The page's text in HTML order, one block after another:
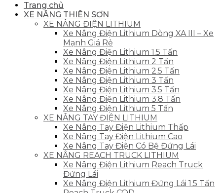
Trang chủ
XE NÂNG THIÊN SƠN
XE NÂNG ĐIỆN LITHIUM
Xe Nâng Điện Lithium Dòng XA III – Xe
Mạnh Giá Rẻ
Xe Nâng Điện Lithium 1.5 Tấn
Xe Nâng Điện Lithium 2 Tấn
Xe Nâng Điện Lithium 2.5 Tấn
Xe Nâng Điện Lithium 3 Tấn
Xe Nâng Điện Lithium 3.5 Tấn
Xe Nâng Điện Lithium 3.8 Tấn
Xe Nâng Điện Lithium 5 Tấn
XE NÂNG TAY ĐIỆN LITHIUM
Xe Nâng Tay Điện Lithium Thấp
Xe Nâng Tay Điện Lithium Cao
Xe Nâng Tay Điện Có Bệ Đứng Lái
XE NÂNG REACH TRUCK LITHIUM
Xe Nâng Điện Lithium Reach Truck
Đứng Lái
Xe Nâng Điện Lithium Đứng Lái 1.5 Tấn